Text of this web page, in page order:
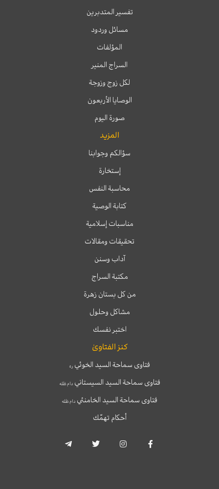
تفسير المتدبرين
مسائل وردود
المؤلفات
السراج المنير
لكل زوج وزوجة
الوصايا الأربعون
صورة اليوم
المزيد
سؤالكم وجوابنا
إستخارة
محاسبة النفس
كتابة الوصية
مناسبات إسلامية
تحقيقات ومقالات
آداب وسنن
مكتبة السراج
من كل بستان زهرة
مشاكل وحلول
اختبر نفسك
كنز الفتاوىٰ
فتاوى سماحة السيد الخوئيره
فتاوى سماحة السيد السيستانيدام ظله
فتاوى سماحة السيد الخامنئي دام ظله
أحكام تهمّك
a
c
s
i
l